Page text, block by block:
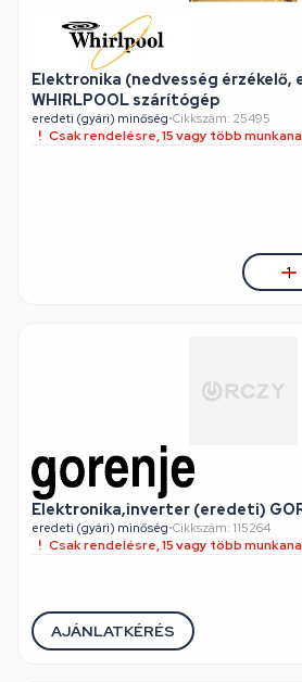
Elektronika (nedvesség érzékelő,
WHIRLPOOL szárítógép
eredeti (gyári) minőség•Cikkszám: 25495
Csak rendelésre, 15 vagy több
Elektronika,inverter (eredeti)
eredeti (gyári) minőség•Cikkszám: 115264
Csak rendelésre, 15 vagy több
AJÁNLATKÉRÉS